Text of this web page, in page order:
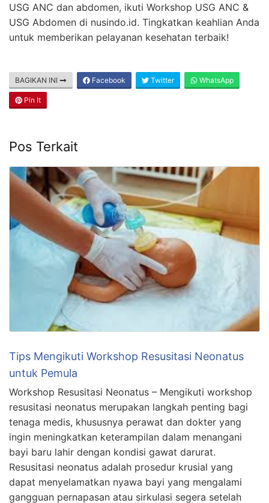
USG ANC dan abdomen, ikuti Workshop USG ANC &
USG Abdomen di nusindo.id. Tingkatkan keahlian Anda
untuk memberikan pelayanan kesehatan terbaik!
BAGIKAN INI Facebook Twitter WhatsApp
Pin It
Pos Terkait
Tips Mengikuti Workshop Resusitasi Neonatus
untuk Pemula
Workshop Resusitasi Neonatus – Mengikuti workshop
resusitasi neonatus merupakan langkah penting bagi
tenaga medis, khususnya perawat dan dokter yang
ingin meningkatkan keterampilan dalam menangani
bayi baru lahir dengan kondisi gawat darurat.
Resusitasi neonatus adalah prosedur krusial yang
dapat menyelamatkan nyawa bayi yang mengalami
gangguan pernapasan atau sirkulasi segera setelah